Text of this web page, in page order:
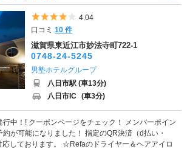
5つ星のうち4
4.04
口コミ10 件
滋賀県東近江市妙法寺町722-1
0748-24-5245
男塾ホテルグループ
八日市駅 (車13分)
八日市IC (車3分)
中！! クーポンページをチェック！ メンバーポイン
約が可能になりました！ 指定のQR決済（d払い・
応しております。 ☆Refaのドライヤー＆ヘアアイロ